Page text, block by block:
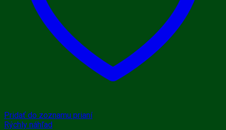
Pridať do zoznamu prianí
Rýchly náhľad